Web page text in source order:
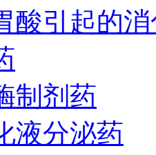
酸引起的
制剂药
液分泌药